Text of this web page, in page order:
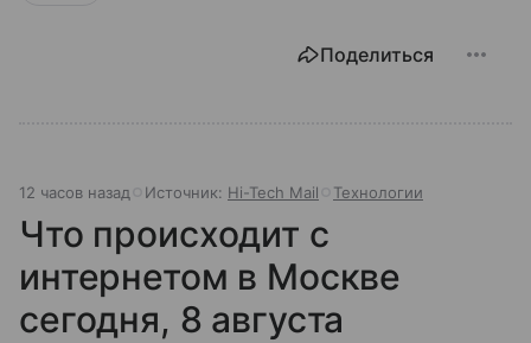
Поделиться
12 часов назад Источник: Hi-Tech Mail Технологии
Что происходит с
интернетом в Москве
сегодня, 8 августа